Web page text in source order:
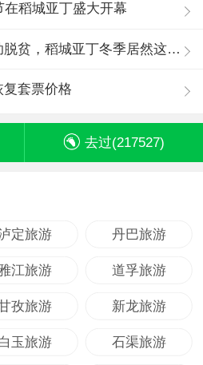
稻城亚丁盛大开幕
游亚丁·赠特产·送健康·助脱贫，稻城亚丁冬季居然这么玩
套票价格
去过(217527)
定旅游 丹巴旅游
江旅游 道孚旅游
孜旅游 新龙旅游
玉旅游 石渠旅游